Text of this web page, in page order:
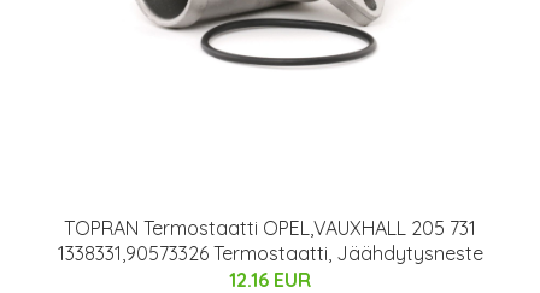
TOPRAN Termostaatti OPEL,VAUXHALL 205 731
1338331,90573326 Termostaatti, Jäähdytysneste
12.16 EUR